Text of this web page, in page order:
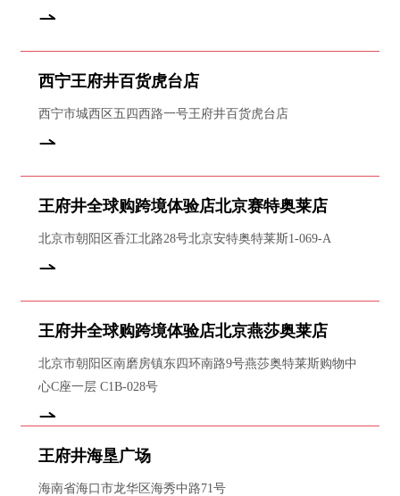
西宁王府井百货虎台店
西宁市城西区五四西路一号王府井百货虎台店
王府井全球购跨境体验店北京赛特奥莱店
北京市朝阳区香江北路28号北京安特奥特莱斯1-069-A
王府井全球购跨境体验店北京燕莎奥莱店
北京市朝阳区南磨房镇东四环南路9号燕莎奥特莱斯购物中
心C座一层 C1B-028号
王府井海垦广场
海南省海口市龙华区海秀中路71号